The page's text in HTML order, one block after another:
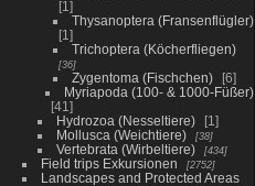
1
Thysanoptera (Fransenflügler)
1
Trichoptera (Köcherfliegen)
36
Zygentoma (Fischchen)
6
Myriapoda (100- & 1000-Füßer)
41
Hydrozoa (Nesseltiere)
1
Mollusca (Weichtiere)
38
Vertebrata (Wirbeltiere) 434
Field trips Exkursionen 2752
Landscapes and Protected Areas